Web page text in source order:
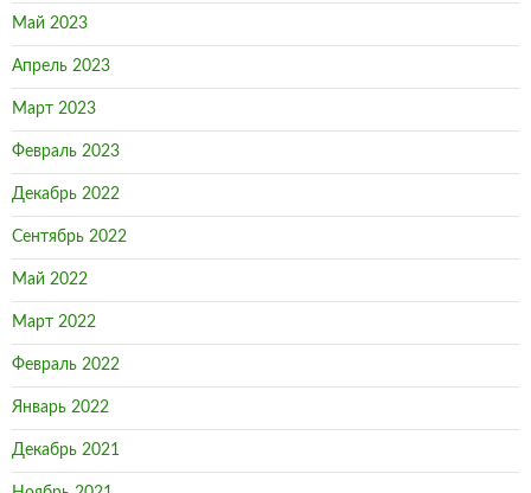
Май 2023
Апрель 2023
Март 2023
Февраль 2023
Декабрь 2022
Сентябрь 2022
Май 2022
Март 2022
Февраль 2022
Январь 2022
Декабрь 2021